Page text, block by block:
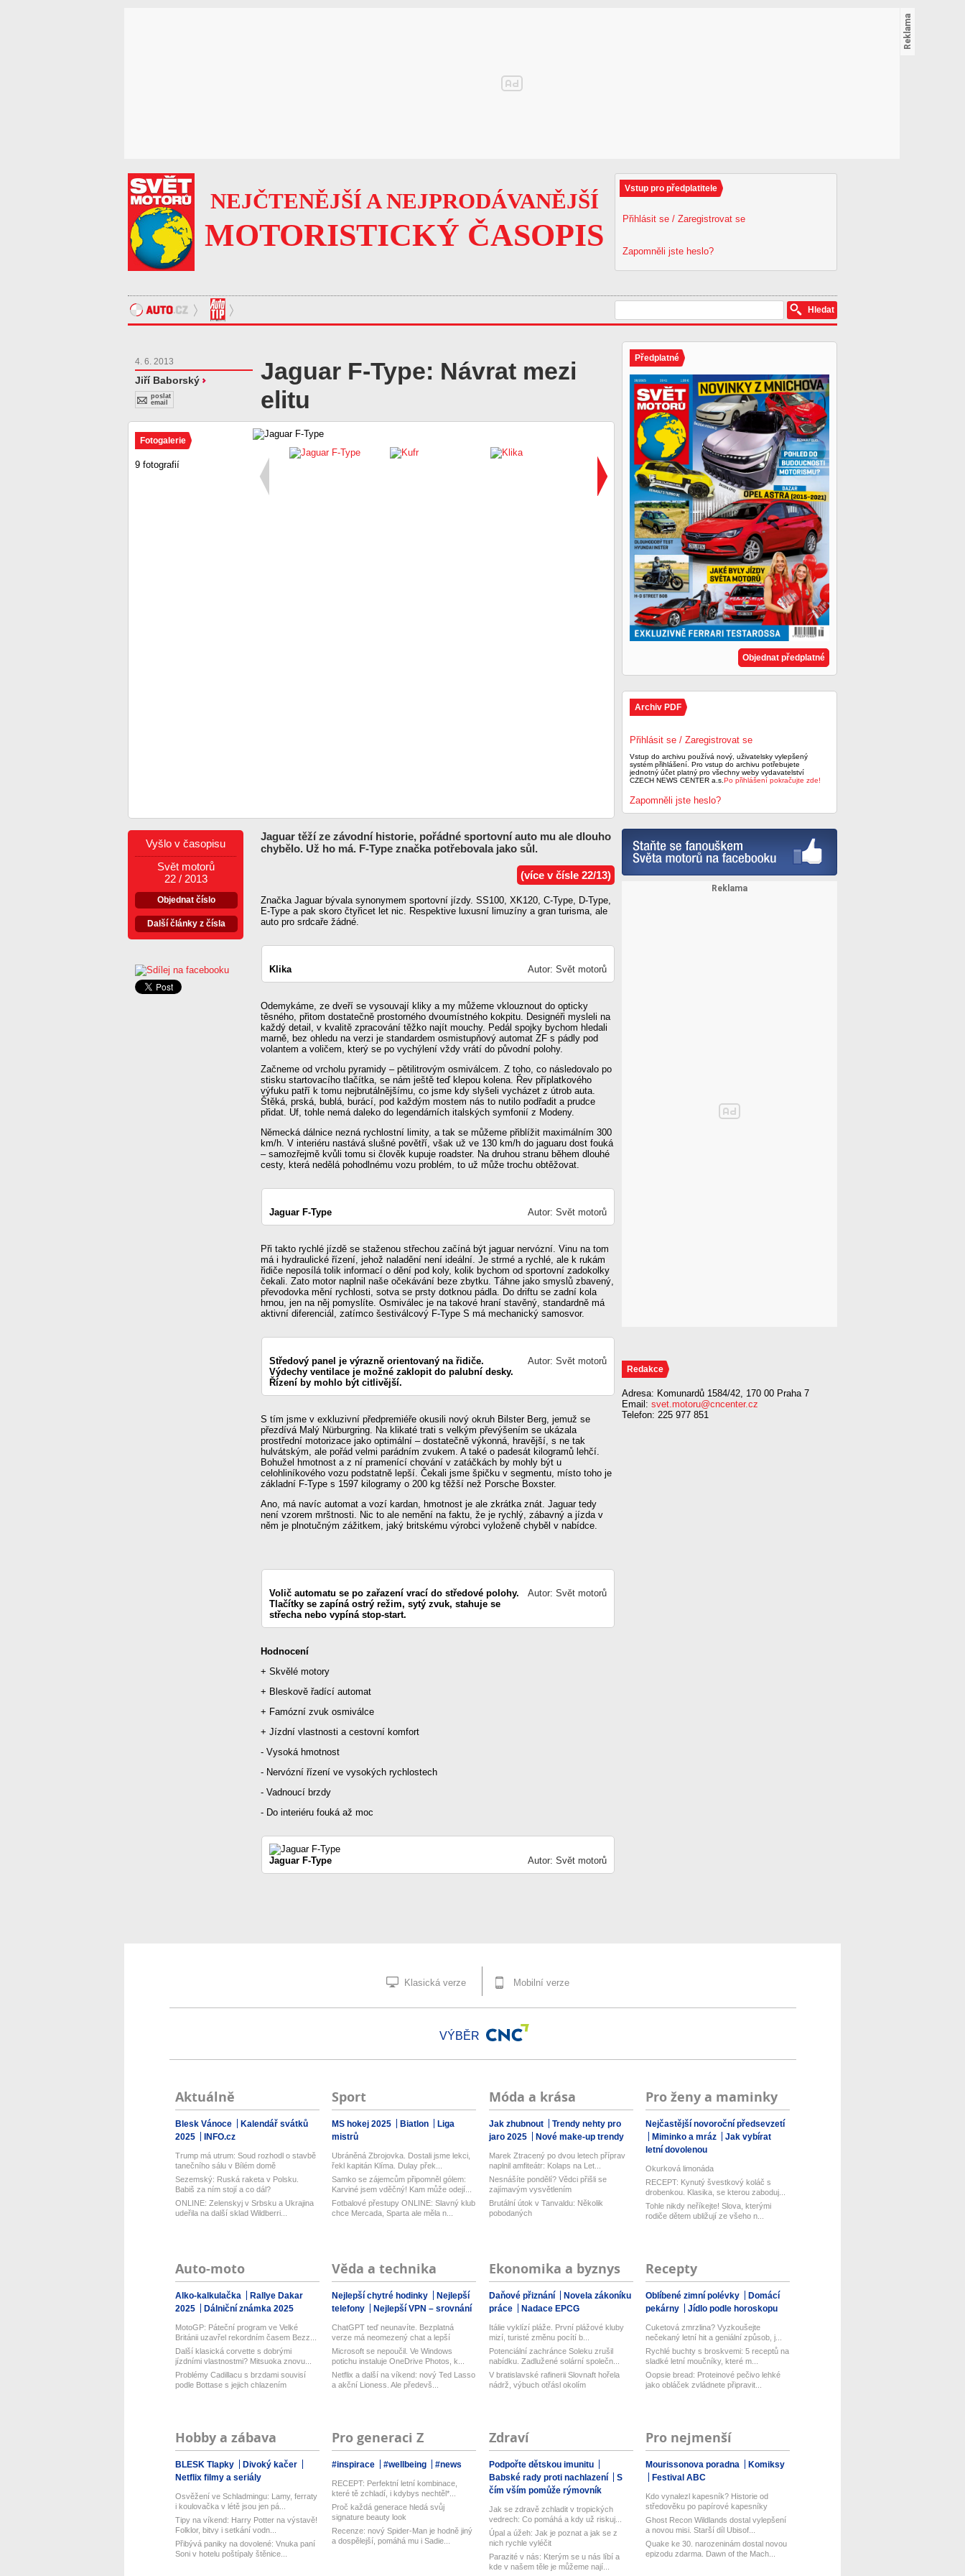
Vstup pro předplatitele
Přihlásit se / Zaregistrovat se
Zapomněli jste heslo?
NEJČTENĚJŠÍ A NEJPRODÁVANĚJŠÍ
MOTORISTICKÝ ČASOPIS
4. 6. 2013
Jiří Baborský
poslat
email
Jaguar F-Type: Návrat mezi
elitu
Fotogalerie
9 fotografií
Jaguar těží ze závodní historie, pořádné sportovní auto mu ale dlouho
chybělo. Už ho má. F-Type značka potřebovala jako sůl.
(více v čísle 22/13)
Značka Jaguar bývala synonymem sportovní jízdy. SS100, XK120, C-Type, D-Type,
E-Type a pak skoro čtyřicet let nic. Respektive luxusní limuzíny a gran turisma, ale
auto pro srdcaře žádné.
Klika Autor: Svět motorů
Odemykáme, ze dveří se vysouvají kliky a my můžeme vklouznout do opticky
těsného, přitom dostatečně prostorného dvoumístného kokpitu. Designéři mysleli na
každý detail, v kvalitě zpracování těžko najít mouchy. Pedál spojky bychom hledali
marně, bez ohledu na verzi je standardem osmistupňový automat ZF s pádly pod
volantem a voličem, který se po vychýlení vždy vrátí do původní polohy.
Začneme od vrcholu pyramidy – pětilitrovým osmiválcem. Z toho, co následovalo po
stisku startovacího tlačítka, se nám ještě teď klepou kolena. Řev příplatkového
výfuku patří k tomu nejbrutálnějšímu, co jsme kdy slyšeli vycházet z útrob auta.
Štěká, prská, bublá, burácí, pod každým mostem nás to nutilo podřadit a prudce
přidat. Uf, tohle nemá daleko do legendárních italských symfonií z Modeny.
Německá dálnice nezná rychlostní limity, a tak se můžeme přiblížit maximálním 300
km/h. V interiéru nastává slušné povětří, však už ve 130 km/h do jaguaru dost fouká
– samozřejmě kvůli tomu si člověk kupuje roadster. Na druhou stranu během dlouhé
cesty, která nedělá pohodlnému vozu problém, to už může trochu obtěžovat.
Jaguar F-Type Autor: Svět motorů
Při takto rychlé jízdě se staženou střechou začíná být jaguar nervózní. Vinu na tom
má i hydraulické řízení, jehož naladění není ideální. Je strmé a rychlé, ale k rukám
řidiče neposílá tolik informací o dění pod koly, kolik bychom od sportovní zadokolky
čekali. Zato motor naplnil naše očekávání beze zbytku. Táhne jako smyslů zbavený,
převodovka mění rychlosti, sotva se prsty dotknou pádla. Do driftu se zadní kola
hrnou, jen na něj pomyslíte. Osmiválec je na takové hraní stavěný, standardně má
aktivní diferenciál, zatímco šestiválcový F-Type S má mechanický samosvor.
Středový panel je výrazně orientovaný na řidiče.
Výdechy ventilace je možné zaklopit do palubní desky.
Řízení by mohlo být citlivější.
Autor: Svět motorů
S tím jsme v exkluzivní předpremiéře okusili nový okruh Bilster Berg, jemuž se
přezdívá Malý Nürburgring. Na klikaté trati s velkým převýšením se ukázala
prostřední motorizace jako optimální – dostatečně výkonná, hravější, s ne tak
hulvátským, ale pořád velmi parádním zvukem. A také o padesát kilogramů lehčí.
Bohužel hmotnost a z ní pramenící chování v zatáčkách by mohly být u
celohliníkového vozu podstatně lepší. Čekali jsme špičku v segmentu, místo toho je
základní F-Type s 1597 kilogramy o 200 kg těžší než Porsche Boxster.
Ano, má navíc automat a vozí kardan, hmotnost je ale zkrátka znát. Jaguar tedy
není vzorem mrštnosti. Nic to ale nemění na faktu, že je rychlý, zábavný a jízda v
něm je plnotučným zážitkem, jaký britskému výrobci vyloženě chyběl v nabídce.
Volič automatu se po zařazení vrací do středové polohy.
Tlačítky se zapíná ostrý režim, sytý zvuk, stahuje se
střecha nebo vypíná stop-start.
Autor: Svět motorů
Hodnocení
+ Skvělé motory
+ Bleskově řadící automat
+ Famózní zvuk osmiválce
+ Jízdní vlastnosti a cestovní komfort
- Vysoká hmotnost
- Nervózní řízení ve vysokých rychlostech
- Vadnoucí brzdy
- Do interiéru fouká až moc
Jaguar F-Type Autor: Svět motorů
Vyšlo v časopisu
Svět motorů
22 / 2013
Objednat číslo
Další články z čísla
Předplatné
Objednat předplatné
Archiv PDF
Přihlásit se / Zaregistrovat se
Vstup do archivu používá nový, uživatelsky vylepšený
systém přihlášení. Pro vstup do archivu potřebujete
jednotný účet platný pro všechny weby vydavatelství
CZECH NEWS CENTER a.s. Po přihlášení pokračujte zde!
Zapomněli jste heslo?
Redakce
Adresa: Komunardů 1584/42, 170 00 Praha 7
Email: svet.motoru@cncenter.cz
Telefon: 225 977 851
Klasická verze Mobilní verze
VÝBĚR
Aktuálně
Blesk Vánoce
Kalendář svátků
2025
INFO.cz
Trump má utrum: Soud rozhodl o stavbě
tanečního sálu v Bílém domě
Sezemský: Ruská raketa v Polsku.
Babiš za ním stojí a co dál?
ONLINE: Zelenskyj v Srbsku a Ukrajina
udeřila na další sklad Wildberri...
Sport
MS hokej 2025 Biatlon
Liga
mistrů
Ubráněná Zbrojovka. Dostali jsme lekci,
řekl kapitán Klíma. Dulay přek...
Samko se zájemcům připomněl gólem:
Karviné jsem vděčný! Kam může odejí...
Fotbalové přestupy ONLINE: Slavný klub
chce Mercada, Sparta ale měla n...
Móda a krása
Jak zhubnout
Trendy nehty pro
jaro 2025
Nové make-up trendy
Marek Ztracený po dvou letech příprav
naplnil amfiteátr: Kolaps na Let...
Nesnášíte pondělí? Vědci přišli se
zajímavým vysvětlením
Brutální útok v Tanvaldu: Několik
pobodaných
Pro ženy a maminky
Nejčastější novoroční předsevzetí
Miminko a mráz
Jak vybírat
letní dovolenou
Okurková limonáda
RECEPT: Kynutý švestkový koláč s
drobenkou. Klasika, se kterou zaboduj...
Tohle nikdy neříkejte! Slova, kterými
rodiče dětem ubližují ze všeho n...
Auto-moto
Alko-kalkulačka
Rallye Dakar
2025
Dálniční známka 2025
MotoGP: Páteční program ve Velké
Británii uzavřel rekordním časem Bezz...
Další klasická corvette s dobrými
jízdními vlastnostmi? Mitsuoka znovu...
Problémy Cadillacu s brzdami souvisí
podle Bottase s jejich chlazením
Věda a technika
Nejlepší chytré hodinky
Nejlepší
telefony
Nejlepší VPN – srovnání
ChatGPT teď neunavíte. Bezplatná
verze má neomezený chat a lepší
model...
Microsoft se nepoučil. Ve Windows
potichu instaluje OneDrive Photos, k...
Netflix a další na víkend: nový Ted Lasso
a akční Lioness. Ale předevš...
Ekonomika a byznys
Daňové přiznání
Novela zákoníku
práce
Nadace EPCG
Itálie vyklízí pláže. První plážové kluby
mizí, turisté změnu pocítí b...
Potenciální zachránce Soleku zrušil
nabídku. Zadlužené solární společn...
V bratislavské rafinerii Slovnaft hořela
nádrž, výbuch otřásl okolím
Recepty
Oblíbené zimní polévky
Domácí
pekárny
Jídlo podle horoskopu
Cuketová zmrzlina? Vyzkoušejte
nečekaný letní hit a geniální způsob, j...
Rychlé buchty s broskvemi: 5 receptů na
sladké letní moučníky, které m...
Oopsie bread: Proteinové pečivo lehké
jako obláček zvládnete připravit...
Hobby a zábava
BLESK Tlapky
Divoký kačer
Netflix filmy a seriály
Osvěžení ve Schladmingu: Lamy, ferraty
i koulovačka v létě jsou jen pá...
Tipy na víkend: Harry Potter na výstavě!
Folklor, bitvy i setkání vodn...
Přibývá paniky na dovolené: Vnuka paní
Soni v hotelu poštípaly štěnice...
Pro generaci Z
#inspirace #wellbeing #news
RECEPT: Perfektní letní kombinace,
které tě zchladí, i kdybys nechtěl*...
Proč každá generace hledá svůj
signature beauty look
Recenze: nový Spider-Man je hodně jiný
a dospělejší, pomáhá mu i Sadie...
Zdraví
Podpořte dětskou imunitu
Babské rady proti nachlazení
S
čím vším pomůže rýmovník
Jak se zdravě zchladit v tropických
vedrech: Co pomáhá a kdy už riskuj...
Úpal a úžeh: Jak je poznat a jak se z
nich rychle vyléčit
Parazité v nás: Kterým se u nás líbí a
kde v našem těle je můžeme nají...
Pro nejmenší
Mourissonova poradna
Komiksy
Festival ABC
Kdo vynalezl kapesník? Historie od
středověku po papírové kapesníky
Ghost Recon Wildlands dostal vylepšení
a novou misi. Starší díl Ubisof...
Quake ke 30. narozeninám dostal novou
epizodu zdarma. Dawn of the Mach...